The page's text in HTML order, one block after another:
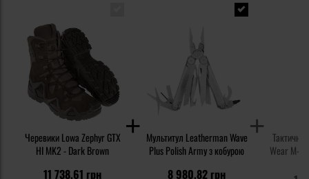
Черевики Lowa Zephyr GTX
HI MK2 - Dark Brown
11 738,61 грн
Мультитул Leatherman Wave
Plus Polish Army з кобурою
8 980,82 грн
Тактичні
Wear M-